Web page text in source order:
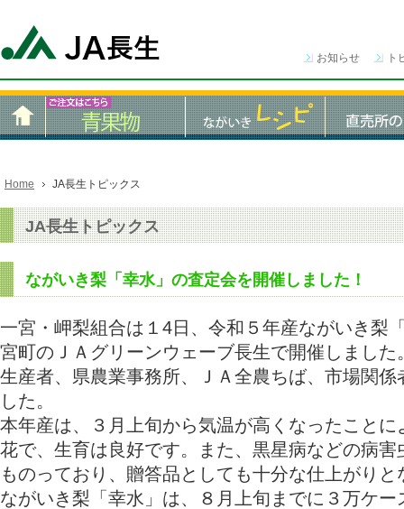
お知らせ ト
Home JA長生トピックス
JA長生トピックス
ながいき梨「幸水」の査定会を開催しました！
一宮・岬梨組合は１4日、令和５年産ながいき梨
宮町のＪＡグリーンウェーブ長生で開催しました
生産者、県農業事務所、ＪＡ全農ちば、市場関
した。
本年産は、３月上旬から気温が高くなったこと
花で、生育は良好です。また、黒星病などの病
ものっており、贈答品としても十分な仕上がりと
ながいき梨「幸水」は、８月上旬までに３万ケ